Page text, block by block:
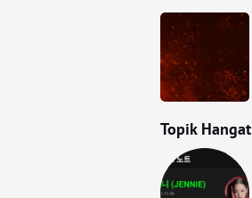
Topik Hangat